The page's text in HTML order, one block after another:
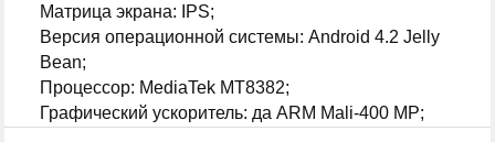
Матрица экрана: IPS;
Версия операционной системы: Android 4.2 Jelly
Bean;
Процессор: MediaTek MT8382;
Графический ускоритель: да ARM Mali-400 MP;